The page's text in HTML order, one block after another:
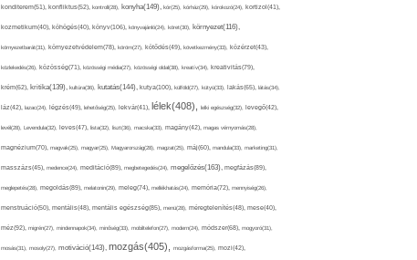
konditerem(51), konfliktus(52), kontroll(28), konyha(149), kór(25), kórház(29), kórokozó(24), kortizol(41),
kozmetikum(40), köhögés(40), könyv(106), könyvajánló(24), köret(30), környezet(116),
környezetbarát(31), környezetvédelem(78), köröm(27), kötődés(49), következmény(33), közérzet(43),
közlekedés(26), közösség(71), közösségi média(27), közösségi oldal(38), kreatív(34), kreativitás(79),
krém(62), kritika(139), kultúra(36), kutatás(144), kutya(100), külföld(27), kütyü(33), lakás(65), látás(34),
láz(42), lazac(24), légzés(49), lehetőség(25), lekvár(41), lélek(408), lelki egészség(32), levegő(42),
levél(28), Levendula(32), leves(47), lista(32), liszt(36), macska(33), magány(42), magas vérnyomás(28),
magnézium(70), magvak(25), magyar(25), Magyarország(28), magzat(25), máj(60), mandula(33), marketing(31),
masszázs(45), medence(24), meditáció(89), megbetegedés(24), megelőzés(163), megfázás(89),
meglepetés(28), megoldás(89), melatonin(29), meleg(74), mellékhatás(24), memória(72), mennyiség(26),
menstruáció(50), mentális(48), mentális egészség(85), menü(28), méregtelenítés(48), mese(40),
méz(92), migrén(27), mindennapok(34), minőség(33), mobiltelefon(27), modern(24), módszer(68), mogyoró(31),
mosás(31), mosoly(27), motiváció(143), mozgás(405), mozgásforma(25), mozi(42),